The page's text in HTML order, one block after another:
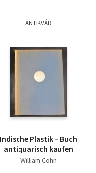
ANTIKVÁR
Indische Plastik – Buch
antiquarisch kaufen
William Cohn